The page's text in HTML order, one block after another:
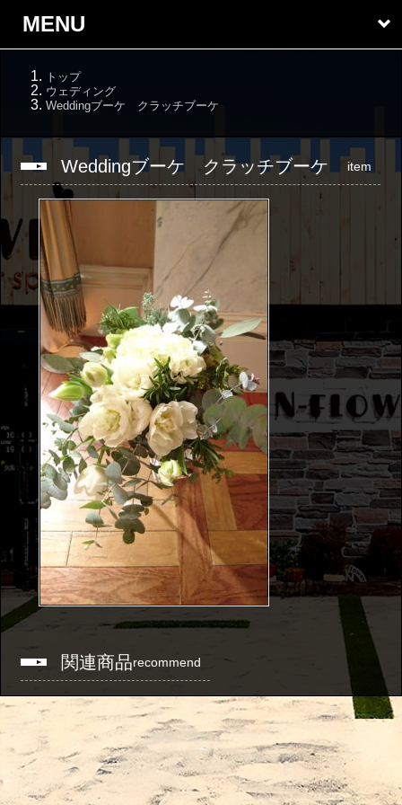
MENU
トップ
ウェディング
Weddingブーケ クラッチブーケ
Weddingブーケ クラッチブーケ item
関連商品recommend